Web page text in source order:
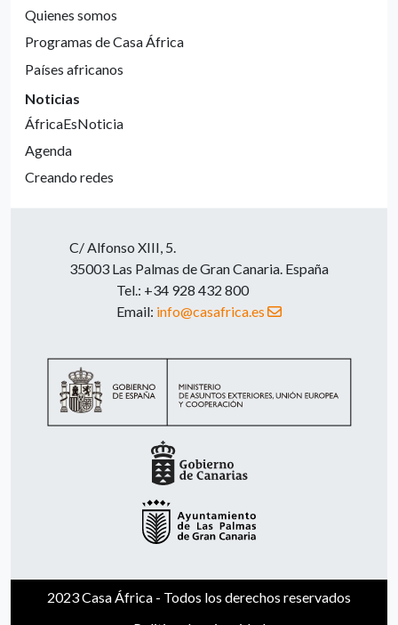
Quienes somos
Programas de Casa África
Países africanos
Noticias
ÁfricaEsNoticia
Agenda
Creando redes
C/ Alfonso XIII, 5.
35003 Las Palmas de Gran Canaria. España
Tel.: +34 928 432 800
Email: info@casafrica.es
2023 Casa África - Todos los derechos reservados